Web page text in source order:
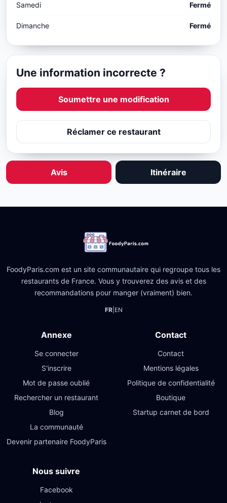
Samedi Fermé
Dimanche Fermé
Une information incorrecte ?
Soumettre une modification
Réclamer ce restaurant
Avis Itinéraire
FoodyParis.com est un site communautaire qui regroupe tous les
restaurants de France. Vous y trouverez des avis et des
recommandations pour manger (vraiment) bien.
FR| EN
Annexe
Se connecter
S'inscrire
Mot de passe oublié
Rechercher un restaurant
Blog
La communauté
Devenir partenaire FoodyParis
Contact
Contact
Mentions légales
Politique de confidentialité
Boutique
Startup carnet de bord
Nous suivre
Facebook